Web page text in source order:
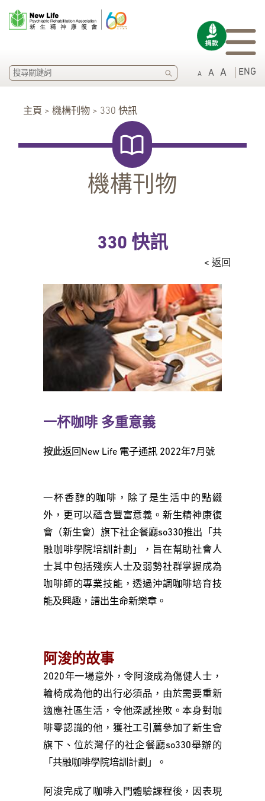
A A A ENG
SEARCH
主頁 > 機構刊物 > 330 快訊
機構刊物
330 快訊
< 返回
一杯咖啡 多重意義
按此返回New Life 電子通訊 2022年7月號
一杯香醇的咖啡，除了是生活中的點綴
外，更可以蘊含豐富意義。新生精神康復
會（新生會）旗下社企餐廳so330推出「共
融咖啡學院培訓計劃」，旨在幫助社會人
士其中包括殘疾人士及弱勢社群掌握成為
咖啡師的專業技能，透過沖調咖啡培育技
能及興趣，譜出生命新樂章。
阿浚的故事
2020年一場意外，令阿浚成為傷健人士，
輪椅成為他的出行必須品，由於需要重新
適應社區生活，令他深感挫敗。本身對咖
啡零認識的他，獲社工引薦參加了新生會
旗下、位於灣仔的社企餐廳so330舉辦的
「共融咖啡學院培訓計劃」。
阿浚完成了咖啡入門體驗課程後，因表現